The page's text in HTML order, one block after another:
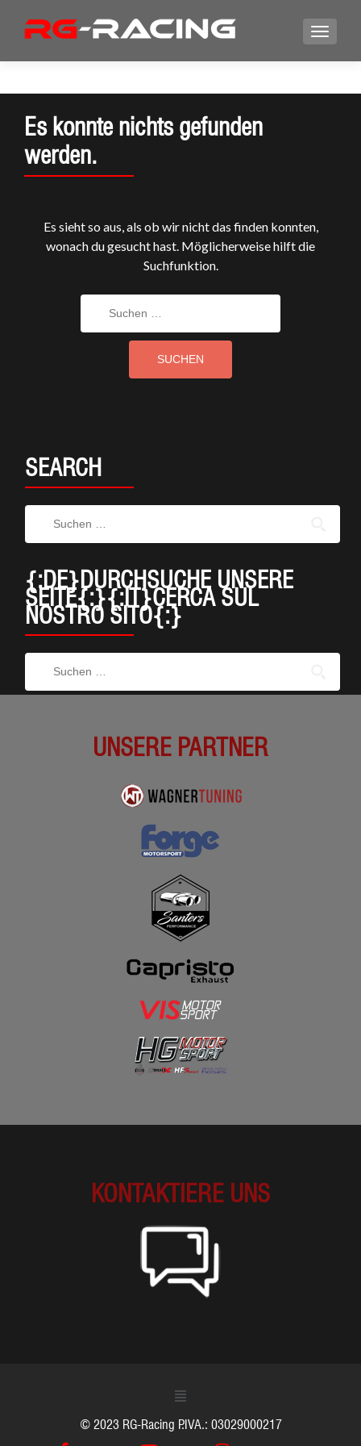
Es konnte nichts gefunden
werden.
Es sieht so aus, als ob wir nicht das finden konnten,
wonach du gesucht hast. Möglicherweise hilft die
Suchfunktion.
SEARCH
{:DE}DURCHSUCHE UNSERE
SEITE{:}{:IT}CERCA SUL
NOSTRO SITO{:}
UNSERE PARTNER
KONTAKTIERE UNS
© 2023 RG-Racing P.IVA.: 03029000217